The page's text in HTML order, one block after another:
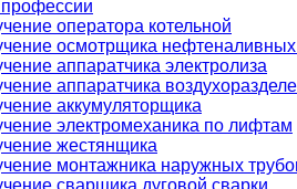
оператора котельной
осмотрщика нефтеналивных
аппаратчика электролиза
аппаратчика
аккумуляторщика
электромеханика по лифтам
жестянщика
монтажника наружных
сварщика дуговой сварки